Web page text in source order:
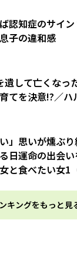
認知症のサイ
子の違和感
遺して亡くなっ
てを決意!?／ハ
い」思いが燻ぶ
日運命の出会
と食べたい女1（
キングをもっと見